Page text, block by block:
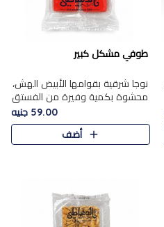
طوفي مشكل كبير
نوجا شرقية بقوامها الأبيض الهش،
محشوة بكمية وفيرة من الفستق
الفاخر لتمنحك نكهة غنية وقرمشة
مميزة في كل قطعة، لتجربة تجمع
بين الفخامة والمذاق..
59.00 جنيه
أضف